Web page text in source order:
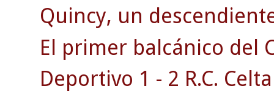
Quincy, un
El primer balcánico del
Deportivo 1 - 2 R.C. Celta